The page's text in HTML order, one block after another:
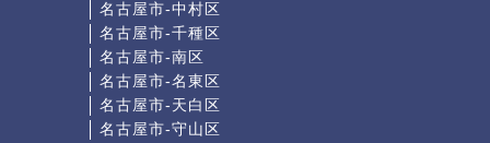
名古屋市-中村区
名古屋市-千種区
名古屋市-南区
名古屋市-名東区
名古屋市-天白区
名古屋市-守山区